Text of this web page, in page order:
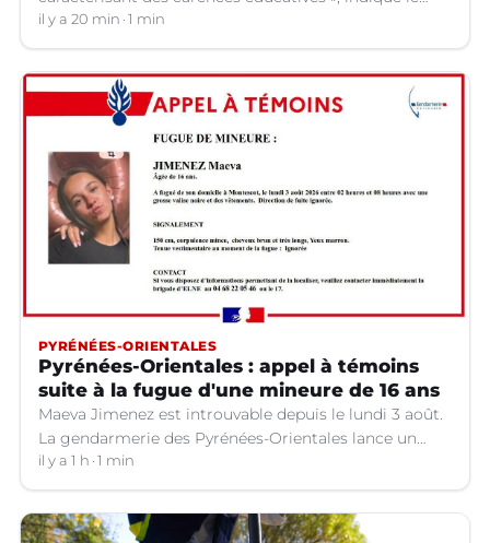
parquet.
il y a 20 min 1 min
PYRÉNÉES-ORIENTALES
Pyrénées-Orientales : appel à témoins
suite à la fugue d'une mineure de 16 ans
Maeva Jimenez est introuvable depuis le lundi 3 août.
La gendarmerie des Pyrénées-Orientales lance un
appel à témoins.
il y a 1 h 1 min